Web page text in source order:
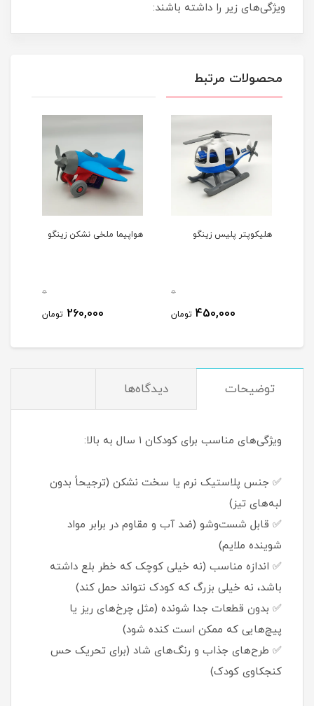
ویژگی‌های زیر را داشته باشند:
محصولات مرتبط
هلیکوپتر پلیس زینگو
0
450,000 تومان
هواپیما ملخی نشکن زینگو
0
260,000 تومان
توضیحات دیدگاه‌ها
ویژگی‌های مناسب برای کودکان ۱ سال به بالا:
✅ جنس پلاستیک نرم یا سخت نشکن (ترجیحاً بدون
لبه‌های تیز)
✅ قابل شست‌وشو (ضد آب و مقاوم در برابر مواد
شوینده ملایم)
✅ اندازه مناسب (نه خیلی کوچک که خطر بلع داشته
باشد، نه خیلی بزرگ که کودک نتواند حمل کند)
✅ بدون قطعات جدا شونده (مثل چرخ‌های ریز یا
پیچ‌هایی که ممکن است کنده شود)
✅ طرح‌های جذاب و رنگ‌های شاد (برای تحریک حس
کنجکاوی کودک)